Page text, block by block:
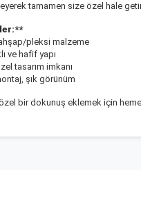
tamamen size özel hale
pleksi malzeme
ve hafif yapı
tasarım imkanı
şık görünüm
özel bir dokunuş eklemek için